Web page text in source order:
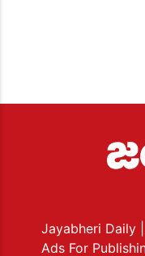
Jayabheri Daily
Ads For